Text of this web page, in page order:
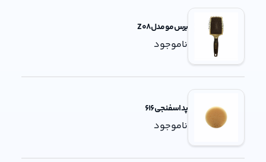
برس مو مدل Z 08
ناموجود
پد اسفنجی 616
ناموجود